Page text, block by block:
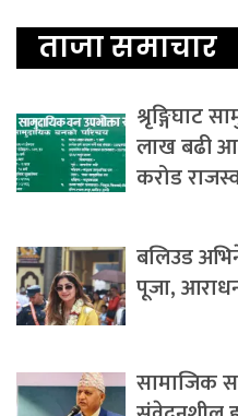
ताजा समाचार
श्रृङ्गिघाट
लाख बढी
करोड
बलिउड
पूजा,
सामाजिक